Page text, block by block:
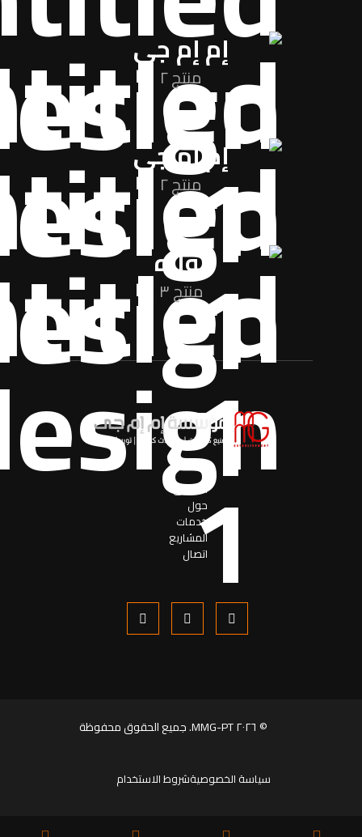
إم إم جي
منتج ٢
إم إم جي
منتج ٢
نواره
منتج ٣
اساسی
حول
خدمات
المشاریع
اتصال
© ٢٠٢٦ MMG-PT. جميع الحقوق محفوظة
سياسة الخصوصيةشروط الاستخدام